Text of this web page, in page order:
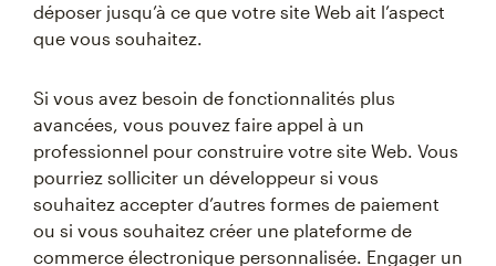
déposer jusqu’à ce que votre site Web ait l’aspect
que vous souhaitez.
Si vous avez besoin de fonctionnalités plus
avancées, vous pouvez faire appel à un
professionnel pour construire votre site Web. Vous
pourriez solliciter un développeur si vous
souhaitez accepter d’autres formes de paiement
ou si vous souhaitez créer une plateforme de
commerce électronique personnalisée. Engager un